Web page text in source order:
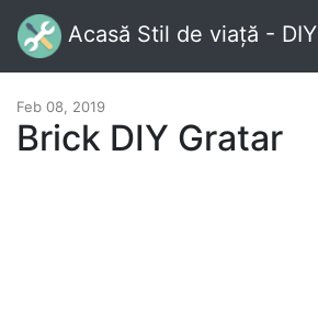
Acasă Stil de viață - DIY
Feb 08, 2019
Brick DIY Gratar